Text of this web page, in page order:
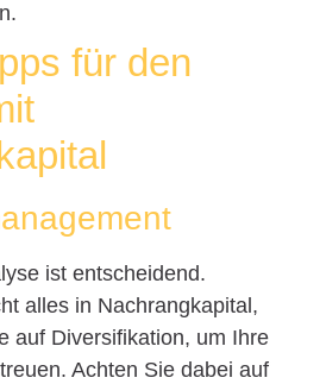
für den
ist entscheidend.
alles in Nachrangkapital,
auf Diversifikation, um Ihre
Achten Sie dabei auf